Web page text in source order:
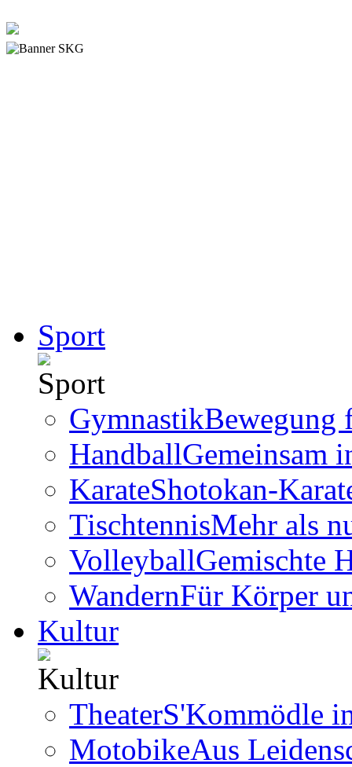
Sport
GymnastikBewegung
HandballGemeinsam
KarateShotokan-
TischtennisMehr als
VolleyballGemischte
WandernFür Körper
Kultur
TheaterS'Kommödle
MotobikeAus